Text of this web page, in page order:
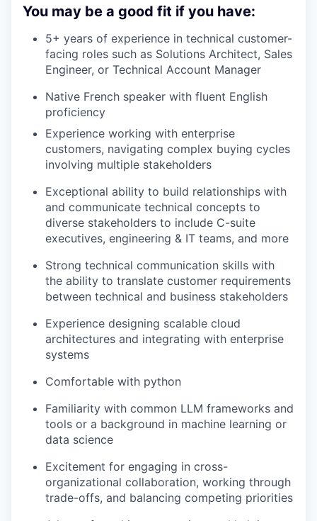
You may be a good fit if you have:
5+ years of experience in technical customer-
facing roles such as Solutions Architect, Sales
Engineer, or Technical Account Manager
Native French speaker with fluent English
proficiency
Experience working with enterprise
customers, navigating complex buying cycles
involving multiple stakeholders
Exceptional ability to build relationships with
and communicate technical concepts to
diverse stakeholders to include C-suite
executives, engineering & IT teams, and more
Strong technical communication skills with
the ability to translate customer requirements
between technical and business stakeholders
Experience designing scalable cloud
architectures and integrating with enterprise
systems
Comfortable with python
Familiarity with common LLM frameworks and
tools or a background in machine learning or
data science
Excitement for engaging in cross-
organizational collaboration, working through
trade-offs, and balancing competing priorities